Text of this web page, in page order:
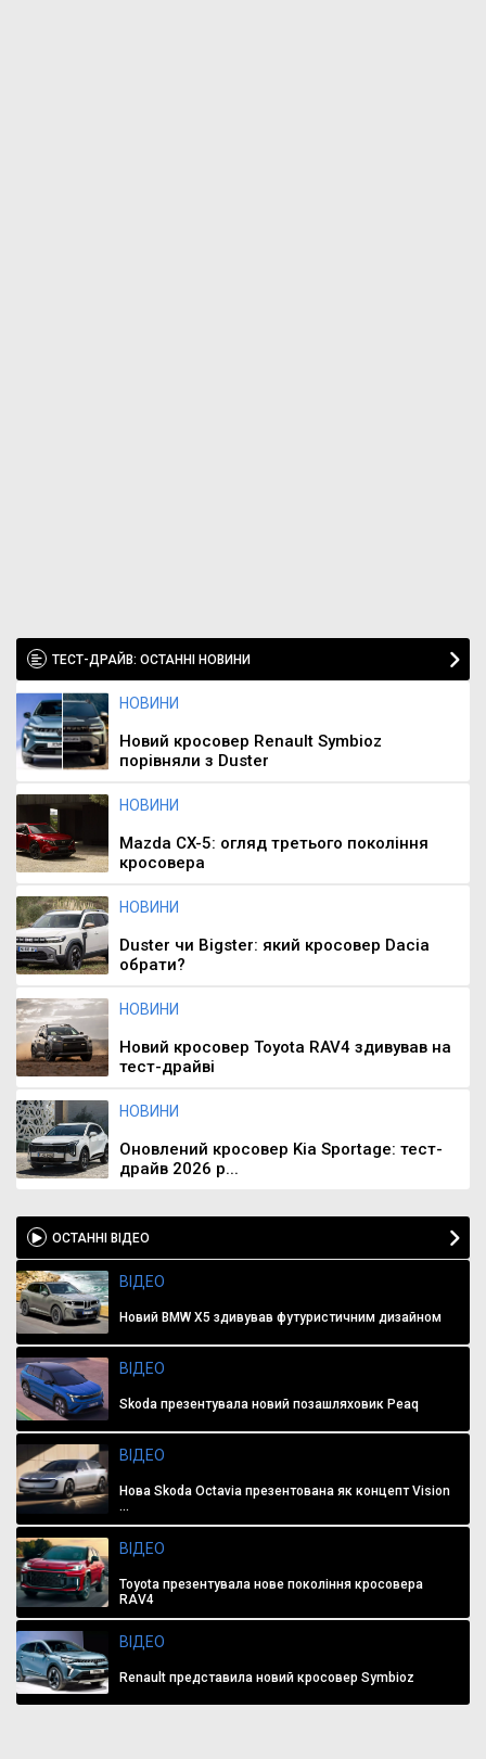
ТЕСТ-ДРАЙВ: ОСТАННІ НОВИНИ
НОВИНИ
Новий кросовер Renault Symbioz
порівняли з Duster
НОВИНИ
Mazda CX-5: огляд третього покоління
кросовера
НОВИНИ
Duster чи Bigster: який кросовер Dacia
обрати?
НОВИНИ
Новий кросовер Toyota RAV4 здивував на
тест-драйві
НОВИНИ
Оновлений кросовер Kia Sportage: тест-
драйв 2026 р...
ОСТАННІ ВІДЕО
ВІДЕО
Новий BMW X5 здивував футуристичним дизайном
ВІДЕО
Skoda презентувала новий позашляховик Peaq
ВІДЕО
Нова Skoda Octavia презентована як концепт Vision
...
ВІДЕО
Toyota презентувала нове покоління кросовера
RAV4
ВІДЕО
Renault представила новий кросовер Symbioz